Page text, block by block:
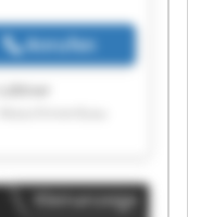
Anrufen
Löttner
Löttner
Kleinanzeige